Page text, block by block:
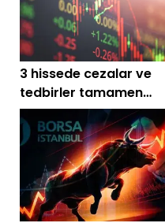
3 hissede cezalar ve
tedbirler tamamen
kalkıyor